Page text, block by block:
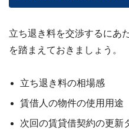
立ち退き料を交渉するにあ
を踏まえておきましょう。
立ち退き料の相場感
賃借人の物件の使用用途
次回の賃貸借契約の更新